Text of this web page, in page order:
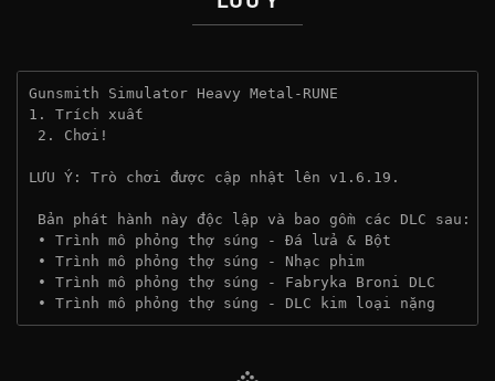
Gunsmith Simulator Heavy Metal-RUNE
1. Trích xuất
2. Chơi!
LƯU Ý: Trò chơi được cập nhật lên v1.6.19.
Bản phát hành này độc lập và bao gồm các DLC
• Trình mô phỏng thợ súng - Đá lửa & Bột
• Trình mô phỏng thợ súng - Nhạc phim
• Trình mô phỏng thợ súng - Fabryka Broni DLC
• Trình mô phỏng thợ súng - DLC kim loại nặng